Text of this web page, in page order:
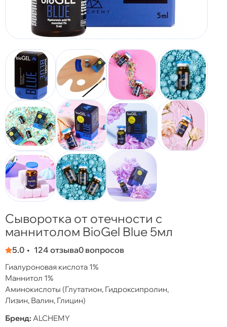
Сыворотка от отечности с
маннитолом BioGel Blue 5мл
5.0 124 отзыва0 вопросов
Гиалуроновая кислота 1%
Маннитол 1%
Аминокислоты (Глутатион, Гидроксипролин,
Лизин, Валин, Глицин)
Бренд: ALCHEMY